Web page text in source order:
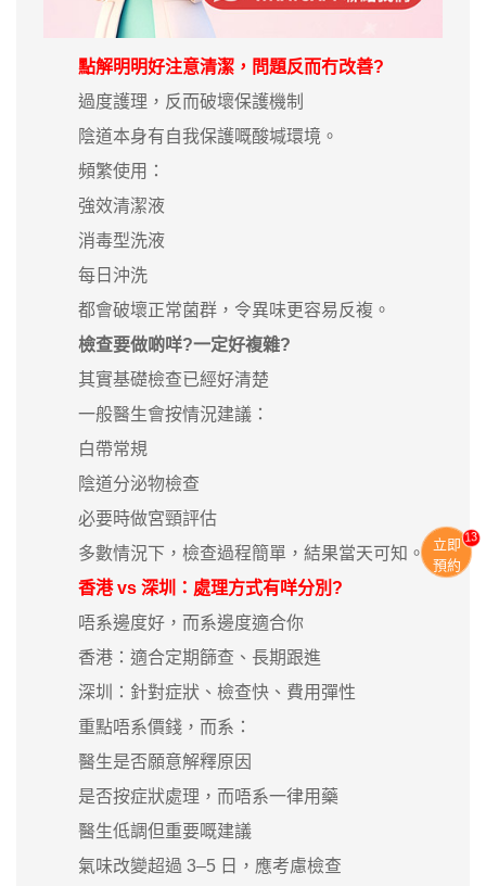
點解明明好注意清潔，問題反而冇改善?
過度護理，反而破壞保護機制
陰道本身有自我保護嘅酸堿環境。
頻繁使用：
強效清潔液
消毒型洗液
每日沖洗
都會破壞正常菌群，令異味更容易反複。
檢查要做啲咩?一定好複雜?
其實基礎檢查已經好清楚
一般醫生會按情況建議：
白帶常規
陰道分泌物檢查
必要時做宮頸評估
多數情況下，檢查過程簡單，結果當天可知。
香港 vs 深圳：處理方式有咩分別?
唔系邊度好，而系邊度適合你
香港：適合定期篩查、長期跟進
深圳：針對症狀、檢查快、費用彈性
重點唔系價錢，而系：
醫生是否願意解釋原因
是否按症狀處理，而唔系一律用藥
醫生低調但重要嘅建議
氣味改變超過 3–5 日，應考慮檢查
立即
預約
13